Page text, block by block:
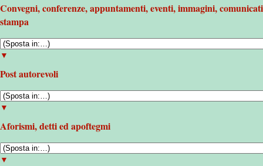
Convegni, conferenze, appuntamenti, eventi, immagini, comunicati
stampa
▼
Post autorevoli
▼
Aforismi, detti ed apoftegmi
▼